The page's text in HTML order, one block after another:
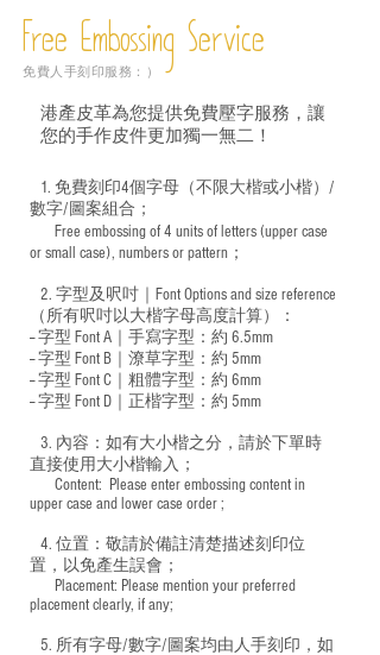
Free Embossing Service
免費人手刻印服務：）
港產皮革為您提供免費壓字服務，讓
您的手作皮件更加獨一無二！
1. 免費刻印4個字母（不限大楷或小楷）/
數字/圖案組合；
Free embossing of 4 units of letters (upper case
or small case), numbers or pattern；
2. 字型及呎吋｜ Font Options and size reference
（所有呎吋以大楷字母高度計算）：
-- 字型 Font A｜手寫字型：約 6.5mm
-- 字型 Font B｜潦草字型： 約 5mm
-- 字型 Font C｜粗體字型：約 6mm
-- 字型 Font D｜正楷字型： 約 5mm
3. 內容：如有大小楷之分，請於下單時
直接使用大小楷輸入；
​ Content: Please enter embossing content in
upper case and lower case order ;
4. 位置：敬請於備註清楚描述刻印位
置，以免產生誤會；
​ Placement: Please mention your preferred
placement clearly, if any;
5. 所有字母/數字/圖案均由人手刻印，如